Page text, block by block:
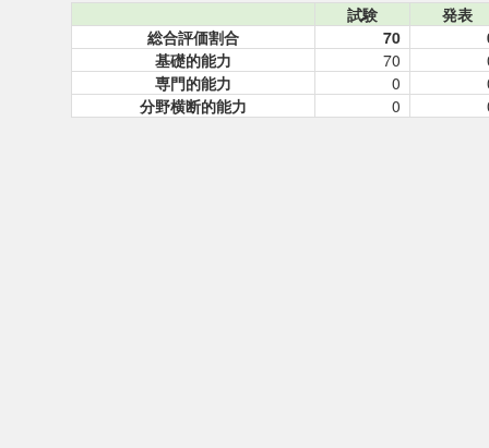
試験
発表
総合評価割合
70
基礎的能力
70
専門的能力
0
分野横断的能力
0